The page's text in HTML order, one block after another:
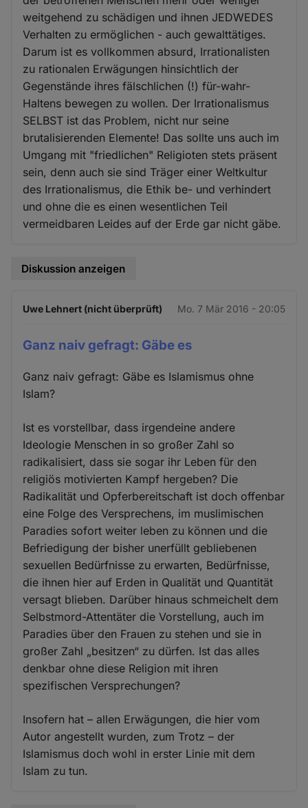
weitgehend zu schädigen und ihnen JEDWEDES
Verhalten zu ermöglichen - auch gewalttätiges.
Darum ist es vollkommen absurd, Irrationalisten
zu rationalen Erwägungen hinsichtlich der
Gegenstände ihres fälschlichen (!) für-wahr-
Haltens bewegen zu wollen. Der Irrationalismus
SELBST ist das Problem, nicht nur seine
brutalisierenden Elemente! Das sollte uns auch im
Umgang mit "friedlichen" Religioten stets präsent
sein, denn auch sie sind Träger einer Weltkultur
des Irrationalismus, die Ethik be- und verhindert
und ohne die es einen wesentlichen Teil
vermeidbaren Leides auf der Erde gar nicht gäbe.
Diskussion anzeigen
Uwe Lehnert (nicht überprüft) Mo. 7 Mär 2016 - 20:05
Ganz naiv gefragt: Gäbe es
Ganz naiv gefragt: Gäbe es Islamismus ohne
Islam?
Ist es vorstellbar, dass irgendeine andere
Ideologie Menschen in so großer Zahl so
radikalisiert, dass sie sogar ihr Leben für den
religiös motivierten Kampf hergeben? Die
Radikalität und Opferbereitschaft ist doch offenbar
eine Folge des Versprechens, im muslimischen
Paradies sofort weiter leben zu können und die
Befriedigung der bisher unerfüllt gebliebenen
sexuellen Bedürfnisse zu erwarten, Bedürfnisse,
die ihnen hier auf Erden in Qualität und Quantität
versagt blieben. Darüber hinaus schmeichelt dem
Selbstmord-Attentäter die Vorstellung, auch im
Paradies über den Frauen zu stehen und sie in
großer Zahl „besitzen“ zu dürfen. Ist das alles
denkbar ohne diese Religion mit ihren
spezifischen Versprechungen?
Insofern hat – allen Erwägungen, die hier vom
Autor angestellt wurden, zum Trotz – der
Islamismus doch wohl in erster Linie mit dem
Islam zu tun.